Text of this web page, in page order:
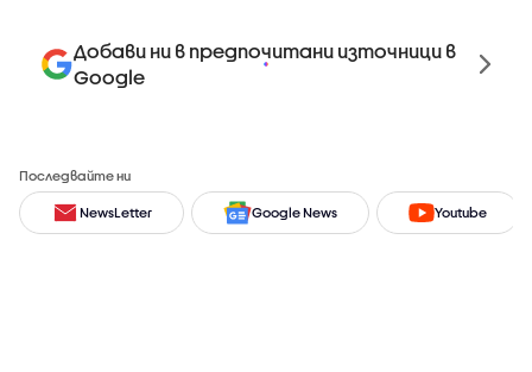
Добави ни в предпочитани източници в
Google
Последвайте ни
NewsLetter Google News Youtube